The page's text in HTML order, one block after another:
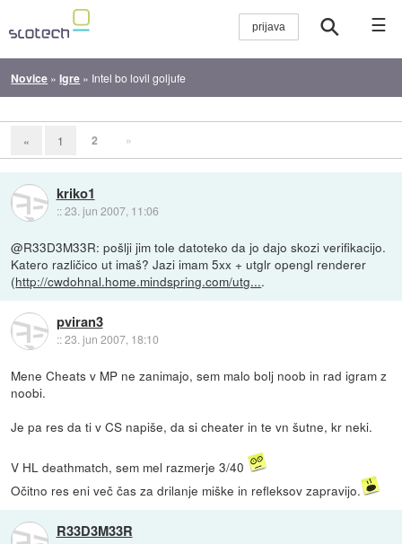
☰
Novice »Igre » Intel bo lovil goljufe
« 1 2 »
kriko1
::23. jun 2007, 11:06
@R33D3M33R: pošlji jim tole datoteko da jo dajo skozi verifikacijo.
Katero različico ut imaš? Jazi imam 5xx + utglr opengl renderer
(http://cwdohnal.home.mindspring.com/utg....
pviran3
::23. jun 2007, 18:10
Mene Cheats v MP ne zanimajo, sem malo bolj noob in rad igram z
noobi.
Je pa res da ti v CS napiše, da si cheater in te vn šutne, kr neki.
V HL deathmatch, sem mel razmerje 3/40
Očitno res eni več čas za drilanje miške in refleksov zapravijo.
R33D3M33R